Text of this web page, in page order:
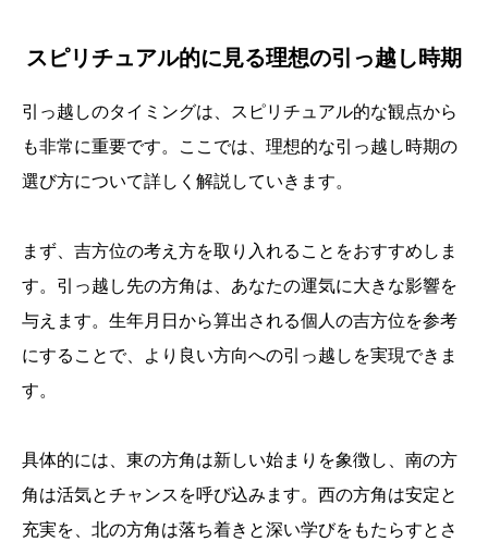
スピリチュアル的に見る理想の引っ越し時期
引っ越しのタイミングは、スピリチュアル的な観点から
も非常に重要です。ここでは、理想的な引っ越し時期の
選び方について詳しく解説していきます。
まず、吉方位の考え方を取り入れることをおすすめしま
す。引っ越し先の方角は、あなたの運気に大きな影響を
与えます。生年月日から算出される個人の吉方位を参考
にすることで、より良い方向への引っ越しを実現できま
す。
具体的には、東の方角は新しい始まりを象徴し、南の方
角は活気とチャンスを呼び込みます。西の方角は安定と
充実を、北の方角は落ち着きと深い学びをもたらすとさ